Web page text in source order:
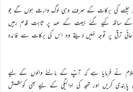
کہ جلسے کی برکات کے صرف وہی لوگ وارث ہوں گے جو
کے ساتھ کیے گئے بیعت کے عہد پر ثابت قدم رہیں
ترقی پر توجہ نہیں دیتے وہ اس کی برکات سے فائدہ
نے فرمایا ہے کہ آپؑ کے ماننے والوں کے لیے
کریں اور تہجد کی ادائیگی کے لیے بھی کوشش